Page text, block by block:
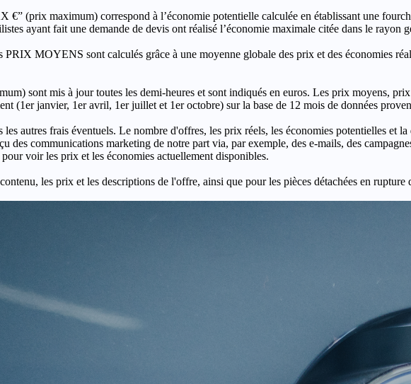
(prix maximum) correspond à l’économie potentielle calculée en établissant une
ayant fait une demande de devis ont réalisé l’économie maximale citée dans le rayon
MOYENS sont calculés grâce à une moyenne globale des prix et des économies
sont mis à jour toutes les demi-heures et sont indiqués en euros. Les prix moyens,
(1er janvier, 1er avril, 1er juillet et 1er octobre) sur la base de 12 mois de données
autres frais éventuels. Le nombre d'offres, les prix réels, les économies potentielles et
des communications marketing de notre part via, par exemple, des e-mails, des
voir les prix et les économies actuellement disponibles.
les prix et les descriptions de l'offre, ainsi que pour les pièces détachées en rupture